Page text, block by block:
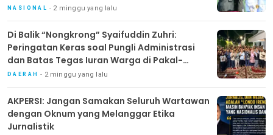
NASIONAL 2 minggu yang lalu
Di Balik “Nongkrong” Syaifuddin Zuhri:
Peringatan Keras soal Pungli Administrasi
dan Batas Tegas Iuran Warga di Pakal-
Benowo
DAERAH 2 minggu yang lalu
AKPERSI: Jangan Samakan Seluruh Wartawan
dengan Oknum yang Melanggar Etika
Jurnalistik